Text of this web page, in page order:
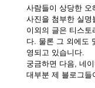
사람들이 상당한 오
사진을 첨부한 실명
이외의 글은 티스토
다. 물론 그 외에도
영되고 있습니다.
궁금하면 다음, 네
대부분 제 블로그들